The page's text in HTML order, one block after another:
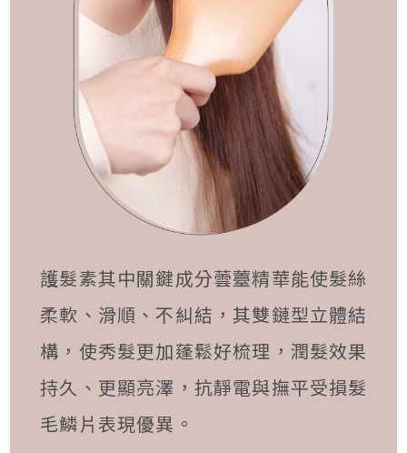
護髮素其中關鍵成分蕓薹精華能使髮絲
柔軟、滑順、不糾結，其雙鏈型立體結
構，使秀髮更加蓬鬆好梳理，潤髮效果
持久、更顯亮澤，抗靜電與撫平受損髮
毛鱗片表現優異。